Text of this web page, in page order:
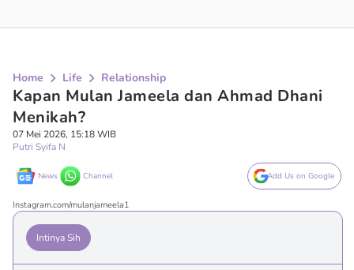
Home Life Relationship
Kapan Mulan Jameela dan Ahmad Dhani
Menikah?
07 Mei 2026, 15:18 WIB
Putri Syifa N
News Channel Add Us on Google
Instagram.com/mulanjameela1
Intinya Sih